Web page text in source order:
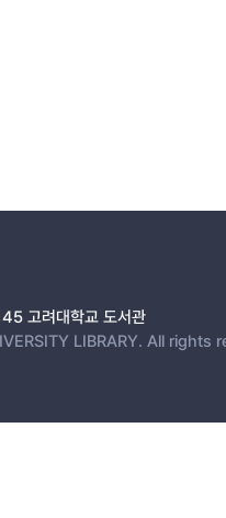
고려대학교 도서관
LIBRARY. All rights